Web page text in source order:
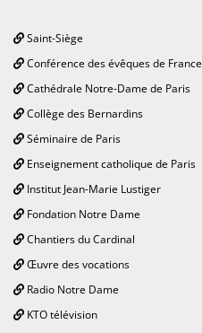
Saint-Siège
Conférence des évêques de France
Cathédrale Notre-Dame de Paris
Collège des Bernardins
Séminaire de Paris
Enseignement catholique de Paris
Institut Jean-Marie Lustiger
Fondation Notre Dame
Chantiers du Cardinal
Œuvre des vocations
Radio Notre Dame
KTO télévision